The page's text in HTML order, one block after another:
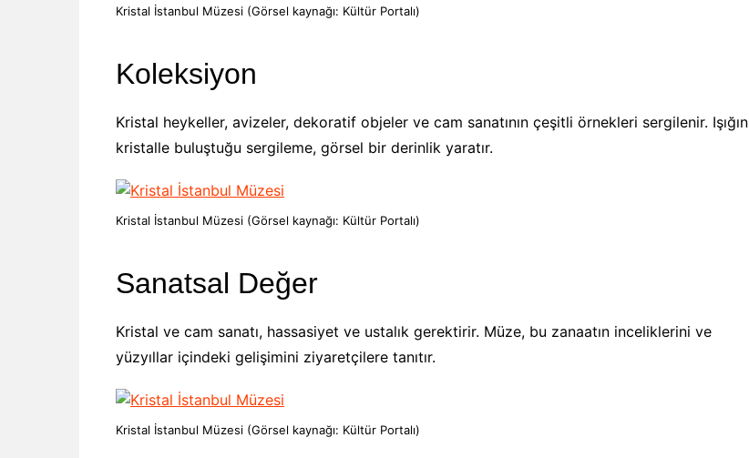
Kristal İstanbul Müzesi (Görsel kaynağı: Kültür Portalı)
Koleksiyon
Kristal heykeller, avizeler, dekoratif objeler ve cam sanatının çeşitli örnekleri sergilenir. Işığın
kristalle buluştuğu sergileme, görsel bir derinlik yaratır.
Kristal İstanbul Müzesi (Görsel kaynağı: Kültür Portalı)
Sanatsal Değer
Kristal ve cam sanatı, hassasiyet ve ustalık gerektirir. Müze, bu zanaatın inceliklerini ve
yüzyıllar içindeki gelişimini ziyaretçilere tanıtır.
Kristal İstanbul Müzesi (Görsel kaynağı: Kültür Portalı)